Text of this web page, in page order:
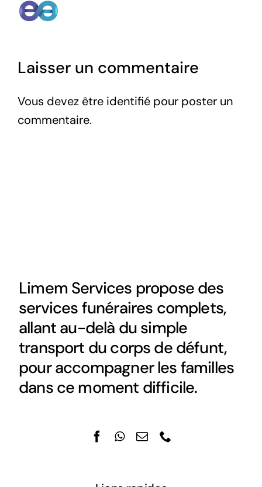
Laisser un commentaire
Vous devez être identifié pour poster un
commentaire.
Limem Services propose des
services funéraires complets,
allant au-delà du simple
transport du corps de défunt,
pour accompagner les familles
dans ce moment difficile.